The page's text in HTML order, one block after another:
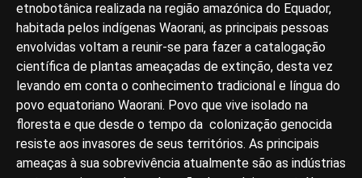
etnobotânica realizada na região amazónica do Equador,
habitada pelos indígenas Waorani, as principais pessoas
envolvidas voltam a reunir-se para fazer a catalogação
científica de plantas ameaçadas de extinção, desta vez
levando em conta o conhecimento tradicional e língua do
povo equatoriano Waorani. Povo que vive isolado na
floresta e que desde o tempo da colonização genocida
resiste aos invasores de seus territórios. As principais
ameaças à sua sobrevivência atualmente são as indústrias